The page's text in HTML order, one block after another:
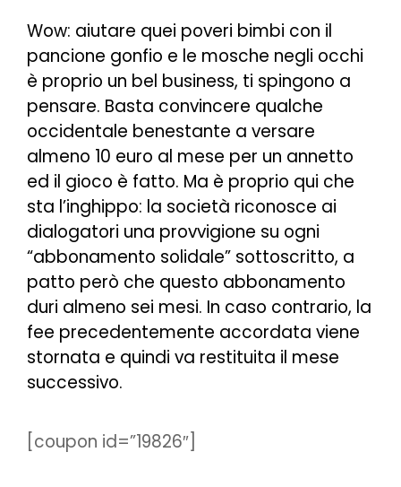
Wow: aiutare quei poveri bimbi con il
pancione gonfio e le mosche negli occhi
è proprio un bel business, ti spingono a
pensare. Basta convincere qualche
occidentale benestante a versare
almeno 10 euro al mese per un annetto
ed il gioco è fatto. Ma è proprio qui che
sta l’inghippo: la società riconosce ai
dialogatori una provvigione su ogni
“abbonamento solidale” sottoscritto, a
patto però che questo abbonamento
duri almeno sei mesi. In caso contrario, la
fee precedentemente accordata viene
stornata e quindi va restituita il mese
successivo.
[coupon id=”19826″]